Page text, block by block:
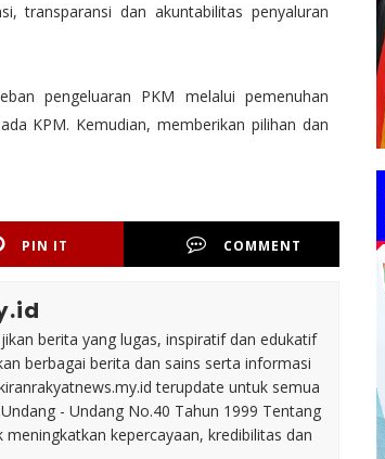
transparansi dan akuntabilitas penyaluran
pengeluaran PKM melalui pemenuhan
KPM. Kemudian, memberikan pilihan dan
PIN IT COMMENT
berita yang lugas, inspiratif dan edukatif
berbagai berita dan sains serta informasi
terupdate untuk semua
- Undang No.40 Tahun 1999 Tentang
kepercayaan, kredibilitas dan